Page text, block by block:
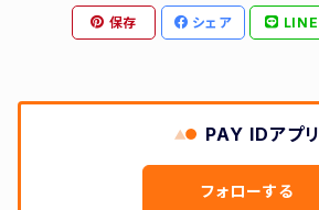
保存 シェア LINE
PAY IDアプリ
フォローする